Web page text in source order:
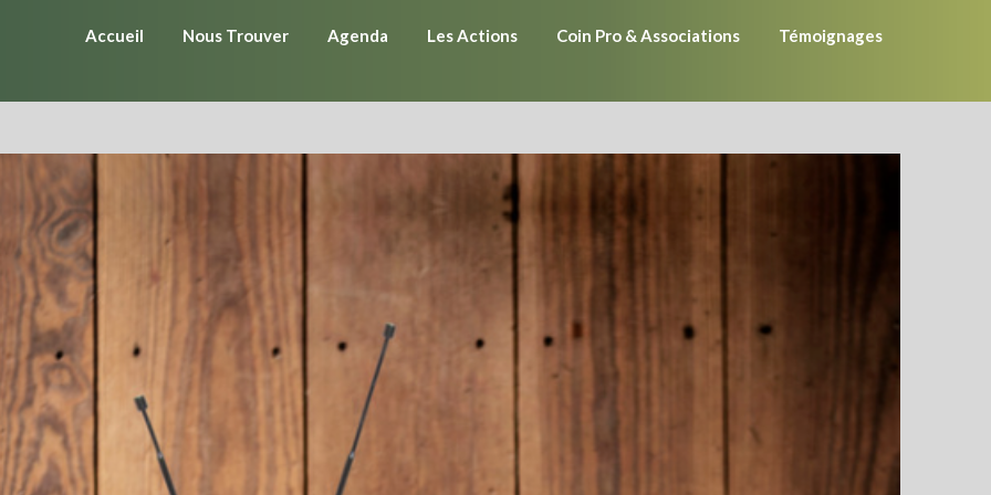
Accueil Nous Trouver Agenda Les Actions Coin Pro & Associations Témoignages